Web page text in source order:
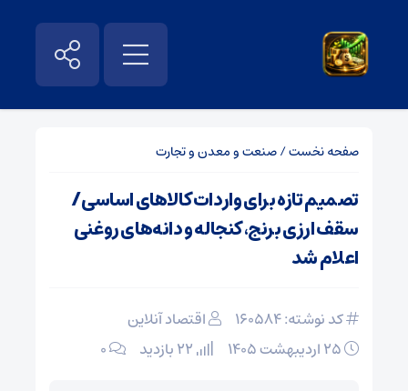
صفحه نخست/صنعت و معدن و تجارت
تصمیم تازه برای واردات کالا‌های اساسی/
سقف ارزی برنج، کنجاله و دانه‌های روغنی
اعلام شد
کد نوشته: 160584
اقتصاد آنلاین
۰